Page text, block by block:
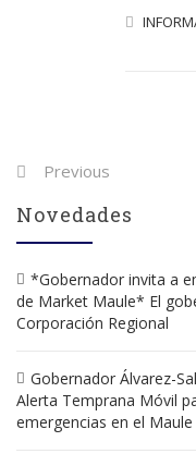
Post
navigation
Previous
Novedades
*Gobernador invita a
de Market Maule* El
Corporación Regional
Gobernador Álvarez-
Alerta Temprana Móvil
emergencias en el Maule